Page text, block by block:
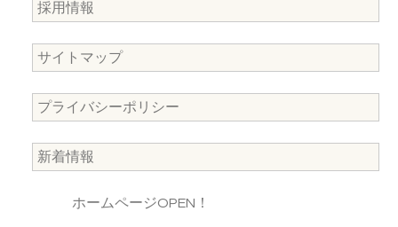
採用情報
サイトマップ
プライバシーポリシー
新着情報
ホームページOPEN！